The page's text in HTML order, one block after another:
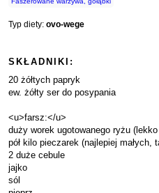
Typ diety: ovo-wege
SKŁADNIKI:
20 żółtych papryk
ew. żółty ser do posypania
<u>farsz:</u>
duży worek ugotowanego ryżu
pół kilo pieczarek (najlepiej
2 duże cebule
jajko
sól